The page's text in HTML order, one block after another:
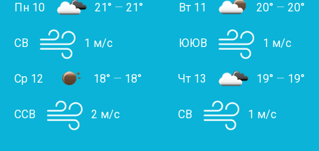
Пн 10 21° — 21°
СВ 1 м/с
Вт 11 20° — 20°
ЮЮВ 1 м/с
Ср 12 18° — 18°
ССВ 2 м/с
Чт 13 19° — 19°
СВ 1 м/с